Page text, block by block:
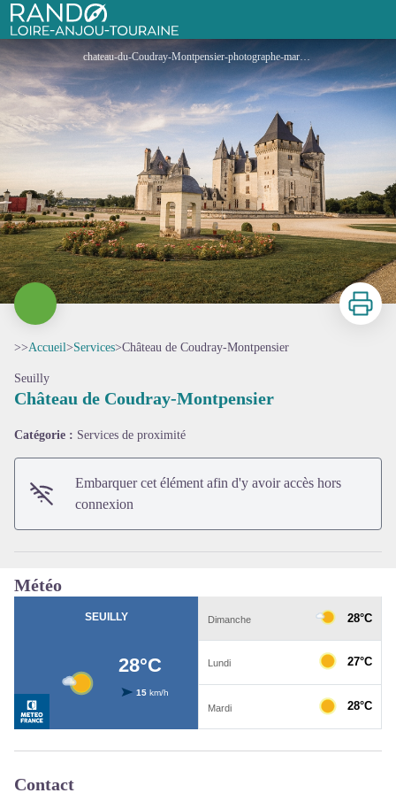
Rando Loire-Anjou-Touraine
Château de Coudray-Montpensier
chateau-du-Coudray-Montpensier-photographe-mariage-Jean-Christophe-Coutand-Meheut--3- - Jean-Christophe COUTAND-MEHEUT
Imprimer
>>Accueil>Services>Château de Coudray-Montpensier
Seuilly
Château de Coudray-Montpensier
Catégorie : Services de proximité
Embarquer cet élément afin d'y avoir accès hors
connexion
Météo
Contact